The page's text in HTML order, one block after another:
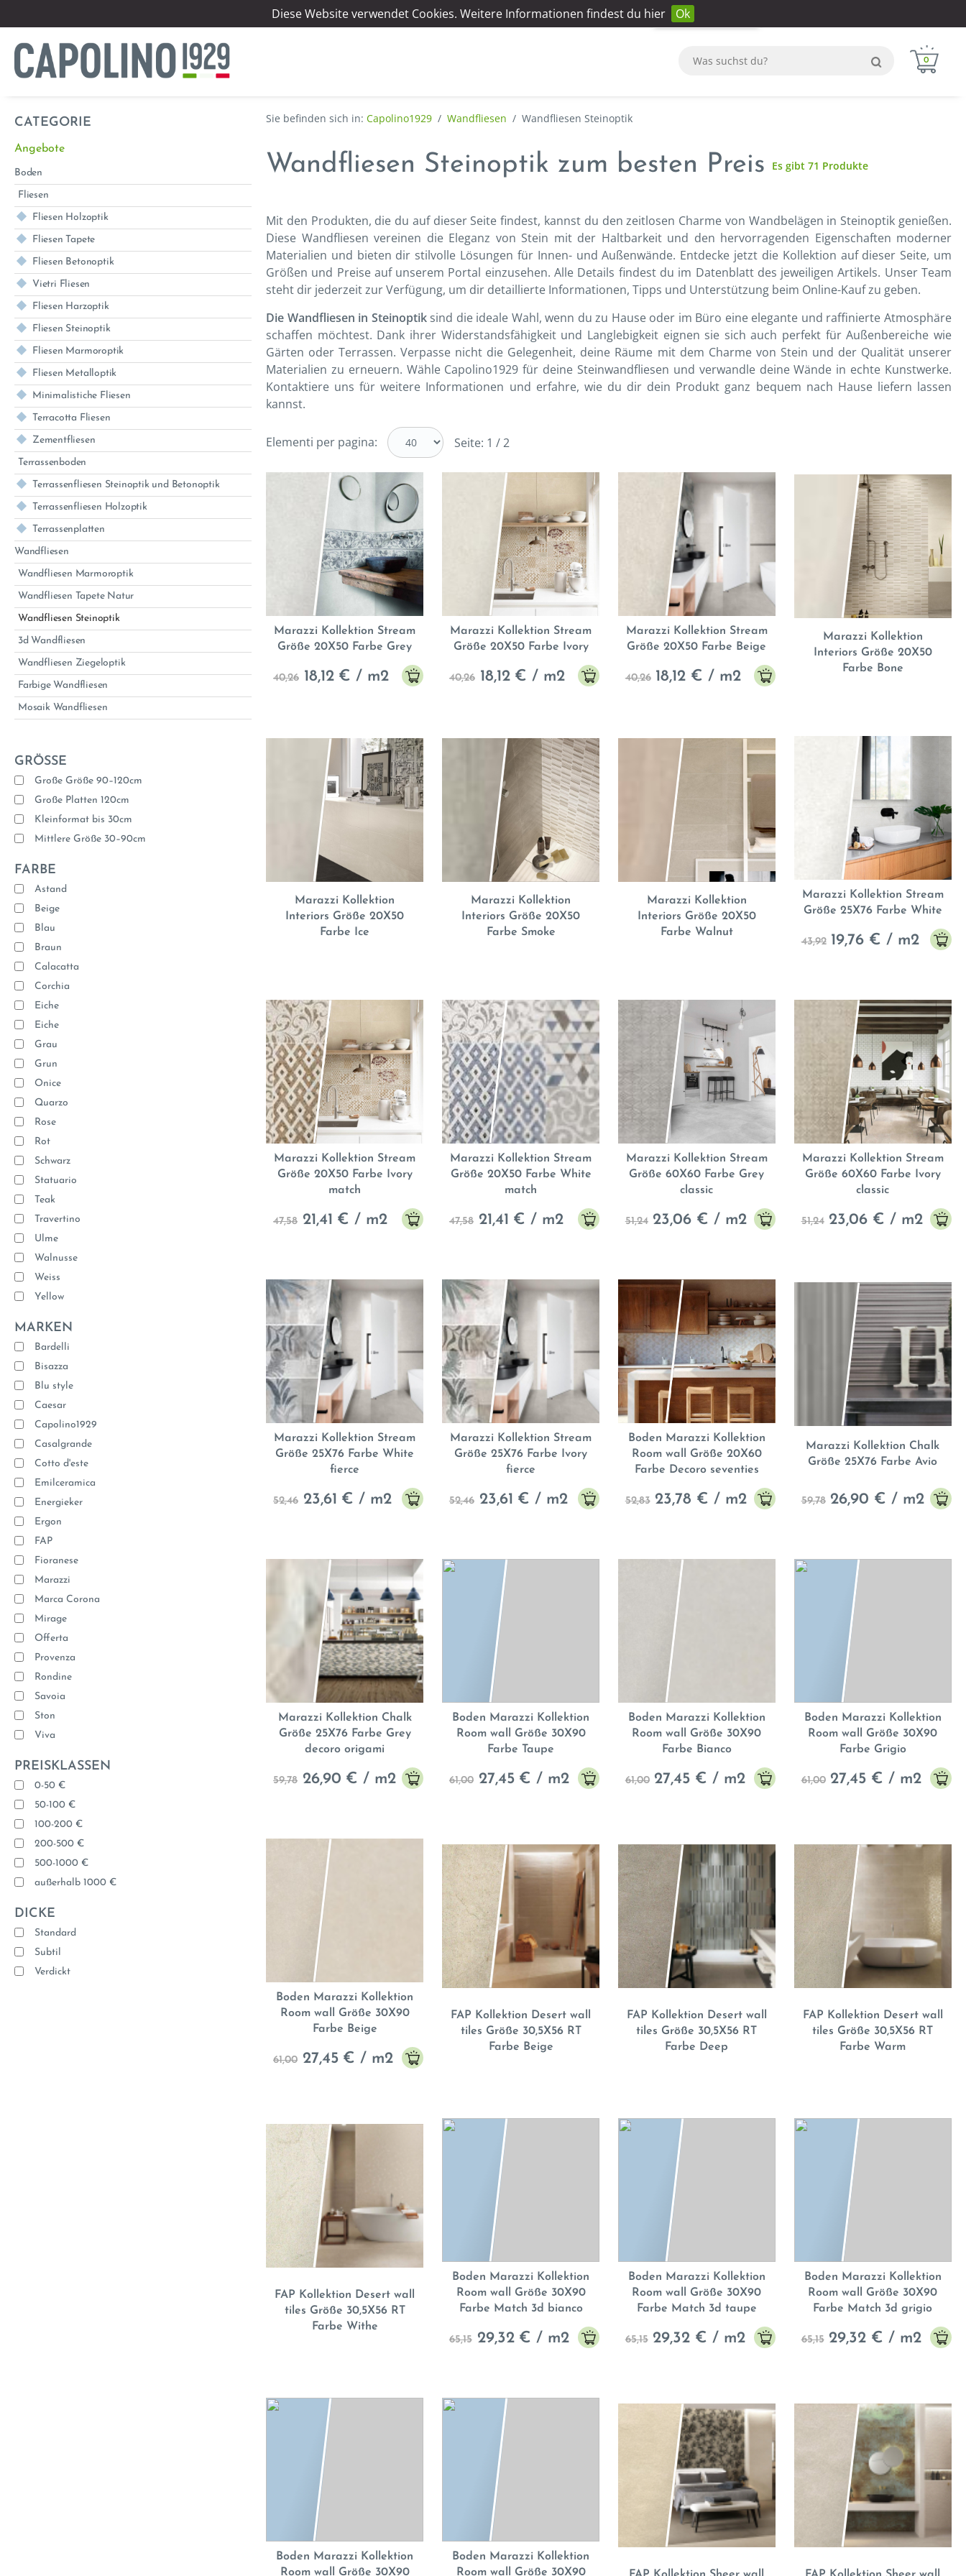
Diese Website verwendet Cookies. Weitere Informationen findest du hier OkWhatsApp
0
Angebote
CATEGORIE
Boden
Fliesen
Fliesen Holzoptik
Fliesen Tapete
Fliesen Betonoptik
Vietri Fliesen
Fliesen Harzoptik
Fliesen Steinoptik
Fliesen Marmoroptik
Fliesen Metalloptik
Minimalistiche Fliesen
Terracotta Fliesen
Zementfliesen
Terrassenboden
Terrassenfliesen Steinoptik und Betonoptik
Terrassenfliesen Holzoptik
Terrassenplatten
Wandfliesen
Wandfliesen Marmoroptik
Wandfliesen Tapete Natur
Wandfliesen Steinoptik
3d Wandfliesen
Wandfliesen Ziegeloptik
Farbige Wandfliesen
Mosaik Wandfliesen
GRÖSSE
Große Größe 90–120cm
Große Platten 120cm
Kleinformat bis 30cm
Mittlere Größe 30–90cm
FARBE
Astand
Beige
Blau
Braun
Calacatta
Corchia
Eiche
Eiche
Grau
Grun
Onice
Quarzo
Rose
Rot
Schwarz
Statuario
Teak
Travertino
Ulme
Walnusse
Weiss
Yellow
MARKEN
Bardelli
Bisazza
Blu style
Caesar
Capolino1929
Casalgrande
Cotto d'este
Emilceramica
Energieker
Ergon
FAP
Fioranese
Marazzi
Marca Corona
Mirage
Offerta
Provenza
Rondine
Savoia
Ston
Viva
PREISKLASSEN
0-50 €
50-100 €
100-200 €
200-500 €
500-1000 €
außerhalb 1000 €
DICKE
Standard
Subtil
Verdickt
Capolino1929 / Wandfliesen / Wandfliesen Steinoptik
Wandfliesen Steinoptik zum besten Preis Es gibt 71 Produkte
Mit den Produkten, die du auf dieser Seite findest, kannst du den zeitlosen Charme von Wandbelägen in Steinoptik genießen.
Diese Wandfliesen vereinen die Eleganz von Stein mit der Haltbarkeit und den hervorragenden Eigenschaften moderner
Materialien und bieten dir stilvolle Lösungen für Innen- und Außenwände. Entdecke jetzt die Kollektion auf dieser Seite, um
Größen und Preise auf unserem Portal einzusehen. Alle Details findest du im Datenblatt des jeweiligen Artikels. Unser Team
steht dir jederzeit zur Verfügung, um dir detaillierte Informationen, Tipps und Unterstützung beim Online-Kauf zu geben.
Die Wandfliesen in Steinoptiksind die ideale Wahl, wenn du zu Hause oder im Büro eine elegante und raffinierte Atmosphäre
schaffen möchtest. Dank ihrer Widerstandsfähigkeit und Langlebigkeit eignen sie sich auch perfekt für Außenbereiche wie
Gärten oder Terrassen. Verpasse nicht die Gelegenheit, deine Räume mit dem Charme von Stein und der Qualität unserer
Materialien zu erneuern. Wähle Capolino1929 für deine Steinwandfliesen und verwandle deine Wände in echte Kunstwerke.
Kontaktiere uns für weitere Informationen und erfahre, wie du dir dein Produkt ganz bequem nach Hause liefern lassen
kannst.
Seite: 1 / 2
Elementi per pagina:
Marazzi Kollektion Stream
Größe 20X50 Farbe Grey
40,26 18,12 € / m2
Marazzi Kollektion Stream
Größe 20X50 Farbe Ivory
40,26 18,12 € / m2
Marazzi Kollektion Stream
Größe 20X50 Farbe Beige
40,26 18,12 € / m2
Marazzi Kollektion
Interiors Größe 20X50
Farbe Bone
Marazzi Kollektion
Interiors Größe 20X50
Farbe Ice
Marazzi Kollektion
Interiors Größe 20X50
Farbe Smoke
Marazzi Kollektion
Interiors Größe 20X50
Farbe Walnut
Marazzi Kollektion Stream
Größe 25X76 Farbe White
43,92 19,76 € / m2
Marazzi Kollektion Stream
Größe 20X50 Farbe Ivory
match
47,58 21,41 € / m2
Marazzi Kollektion Stream
Größe 20X50 Farbe White
match
47,58 21,41 € / m2
Marazzi Kollektion Stream
Größe 60X60 Farbe Grey
classic
51,24 23,06 € / m2
Marazzi Kollektion Stream
Größe 60X60 Farbe Ivory
classic
51,24 23,06 € / m2
Marazzi Kollektion Stream
Größe 25X76 Farbe White
fierce
52,46 23,61 € / m2
Marazzi Kollektion Stream
Größe 25X76 Farbe Ivory
fierce
52,46 23,61 € / m2
Boden Marazzi Kollektion
Room wall Größe 20X60
Farbe Decoro seventies
52,83 23,78 € / m2
Marazzi Kollektion Chalk
Größe 25X76 Farbe Avio
59,78 26,90 € / m2
Marazzi Kollektion Chalk
Größe 25X76 Farbe Grey
decoro origami
59,78 26,90 € / m2
Boden Marazzi Kollektion
Room wall Größe 30X90
Farbe Taupe
61,00 27,45 € / m2
Boden Marazzi Kollektion
Room wall Größe 30X90
Farbe Bianco
61,00 27,45 € / m2
Boden Marazzi Kollektion
Room wall Größe 30X90
Farbe Grigio
61,00 27,45 € / m2
Boden Marazzi Kollektion
Room wall Größe 30X90
Farbe Beige
61,00 27,45 € / m2
FAP Kollektion Desert wall
tiles Größe 30,5X56 RT
Farbe Beige
FAP Kollektion Desert wall
tiles Größe 30,5X56 RT
Farbe Deep
FAP Kollektion Desert wall
tiles Größe 30,5X56 RT
Farbe Warm
FAP Kollektion Desert wall
tiles Größe 30,5X56 RT
Farbe Withe
Boden Marazzi Kollektion
Room wall Größe 30X90
Farbe Match 3d bianco
65,15 29,32 € / m2
Boden Marazzi Kollektion
Room wall Größe 30X90
Farbe Match 3d taupe
65,15 29,32 € / m2
Boden Marazzi Kollektion
Room wall Größe 30X90
Farbe Match 3d grigio
65,15 29,32 € / m2
Boden Marazzi Kollektion
Room wall Größe 30X90
Boden Marazzi Kollektion
Room wall Größe 30X90